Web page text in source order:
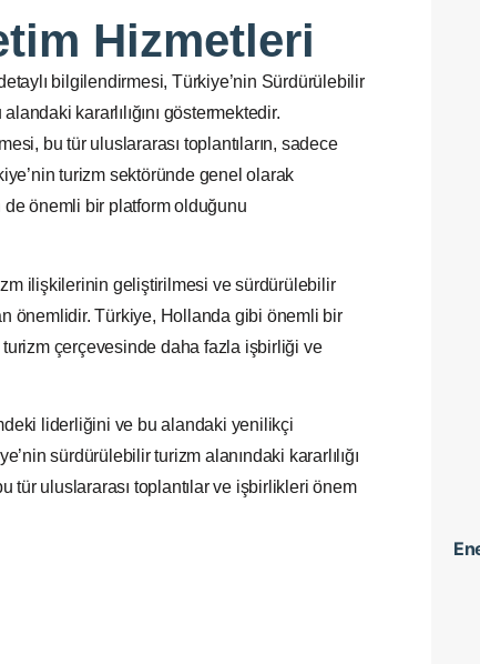
Hizmetleri
bilgilendirmesi, Türkiye’nin Sürdürülebilir
kararlılığını göstermektedir.
bu tür uluslararası toplantıların, sadece
turizm sektöründe genel olarak
de önemli bir platform olduğunu
ilişkilerinin geliştirilmesi ve sürdürülebilir
önemlidir. Türkiye, Hollanda gibi önemli bir
çerçevesinde daha fazla işbirliği ve
liderliğini ve bu alandaki yenilikçi
sürdürülebilir turizm alanındaki kararlılığı
tür uluslararası toplantılar ve işbirlikleri önem